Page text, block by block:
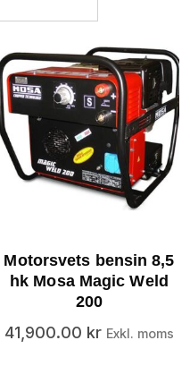
Motorsvets bensin 8,5
hk Mosa Magic Weld
200
41,900.00 kr Exkl. moms